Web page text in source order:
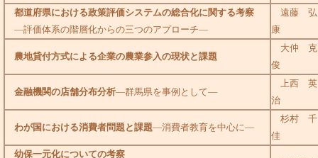
都道府県における政策評価システムの総合化に関する考察
―評価体系の階層化からの三つのアプローチ―
遠藤 弘
康
農地貸付方式による企業の農業参入の現状と課題
大仲 克
俊
金融機関の店舗分布分析―群馬県を事例として―
上西 英
治
わが国における消費者問題と課題―消費者教育を中心に―
杉村 千
佳
幼保一元化についての考察